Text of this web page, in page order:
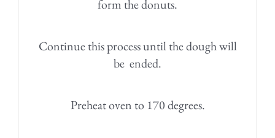
form the donuts.
Continue this process until the dough will
be ended.
Preheat oven to 170 degrees.